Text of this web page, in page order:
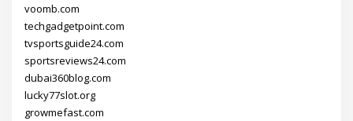
voomb.com
techgadgetpoint.com
tvsportsguide24.com
sportsreviews24.com
dubai360blog.com
lucky77slot.org
growmefast.com